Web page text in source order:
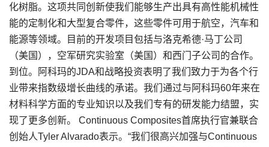
化树脂。这项共同创新使我们能够生产出具有高性能机械性
能的定制化和大型复合零件，这些零件可用于航空，汽车和
能源等领域。目前的开发项目包括与洛克希德·马丁公司
（美国），空军研究实验室（美国）和西门子公司的合作。
到位。阿科玛的JDA和战略投资表明了我们致力于为各个行
业带来指数级增长曲线的承诺。我们通过与阿科玛60年来在
材料科学方面的专业知识以及我们专有的研发能力结盟，实
现了更多创新。 Continuous Composites首席执行官兼联合
创始人Tyler Alvarado表示。“我们很高兴加强与Continuous